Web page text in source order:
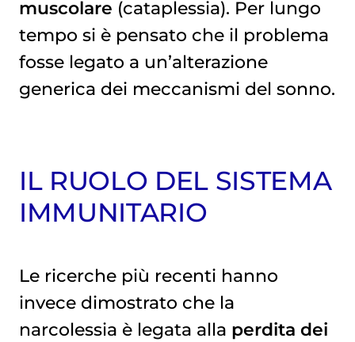
muscolare (cataplessia). Per lungo
tempo si è pensato che il problema
fosse legato a un’alterazione
generica dei meccanismi del sonno.
IL RUOLO DEL SISTEMA
IMMUNITARIO
Le ricerche più recenti hanno
invece dimostrato che la
narcolessia è legata alla perdita dei